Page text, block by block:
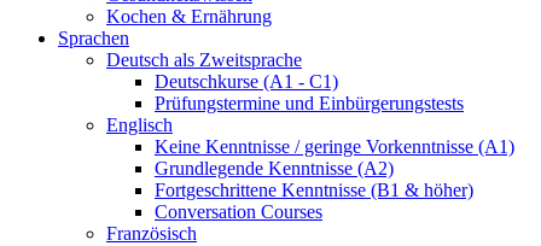
Kochen & Ernährung
Sprachen
Deutsch als Zweitsprache
Deutschkurse (A1 - C1)
Prüfungstermine und Einbürgerungstests
Englisch
Keine Kenntnisse / geringe Vorkenntnisse (A1)
Grundlegende Kenntnisse (A2)
Fortgeschrittene Kenntnisse (B1 & höher)
Conversation Courses
Französisch